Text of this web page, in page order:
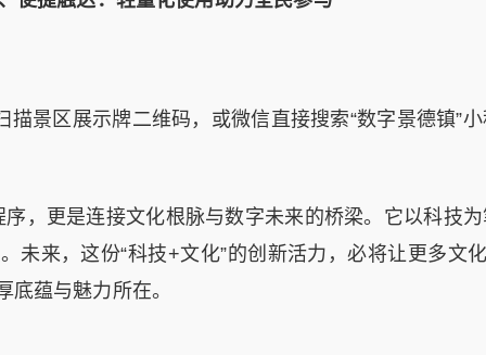
区展示牌二维码，或微信直接搜索“数字景德镇”小
更是连接文化根脉与数字未来的桥梁。它以科技为
来，这份“科技+文化”的创新活力，必将让更多文化
蕴与魅力所在。